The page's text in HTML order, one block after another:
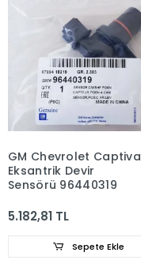
GM Chevrolet Captiva
Eksantrik Devir
Sensörü 96440319
5.182,81 TL
Sepete Ekle